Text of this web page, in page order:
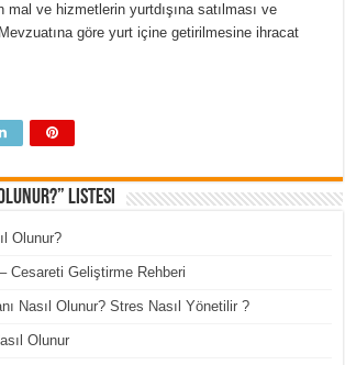
mal ve hizmetlerin yurtdışına satılması ve
göre yurt içine getirilmesine ihracat
Listesi
Olunur?
Cesareti Geliştirme Rehberi
Nasıl Olunur? Stres Nasıl Yönetilir ?
Olunur